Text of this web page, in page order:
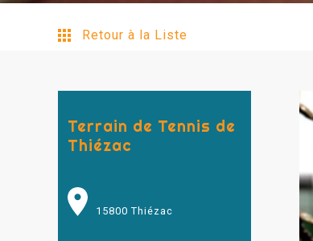
Retour à la Liste
Terrain de Tennis de
Thiézac
15800 Thiézac